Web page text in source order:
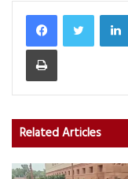
Print
Related Articles